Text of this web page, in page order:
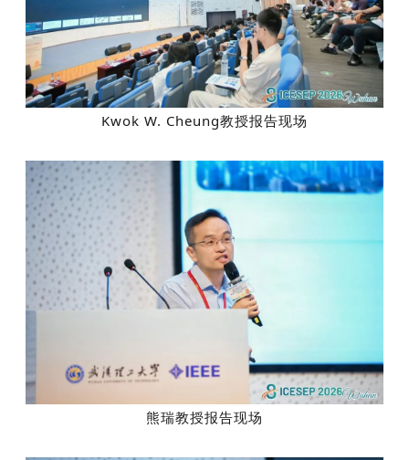
Kwok W. Cheung教授报告现场
熊瑞教授报告现场